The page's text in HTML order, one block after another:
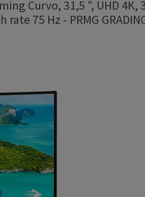
Curvo, 31,5 ", UHD 4K,
75 Hz - PRMG